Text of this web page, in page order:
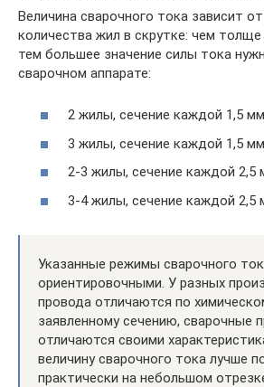
Величина сварочного тока зависит
количества жил в скрутке: чем толще
тем большее значение силы тока
сварочном аппарате:
2 жилы, сечение каждой 1,5
3 жилы, сечение каждой 1,5
2-3 жилы, сечение каждой 2,5
3-4 жилы, сечение каждой 2,5
Указанные режимы сварочного
ориентировочными. У разных
провода отличаются по
заявленному сечению, сварочные
отличаются своими
величину сварочного тока лучше
практически на небольшом